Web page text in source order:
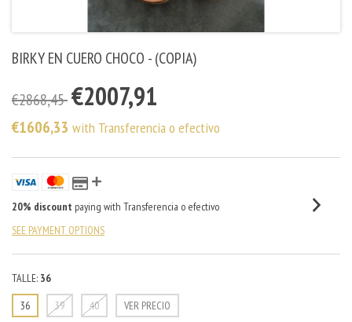
BIRKY EN CUERO CHOCO - (COPIA)
€2868,45€2007,91
€1606,33 with Transferencia o efectivo
20% discount paying with Transferencia o efectivo
SEE PAYMENT OPTIONS
TALLE: 36
36
39 40 VER PRECIO